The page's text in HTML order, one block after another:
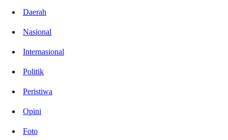
Daerah
Nasional
Internasional
Politik
Peristiwa
Opini
Foto